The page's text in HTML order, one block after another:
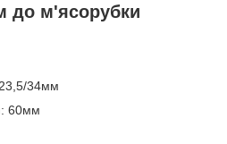
до м'ясорубки
34мм
60мм